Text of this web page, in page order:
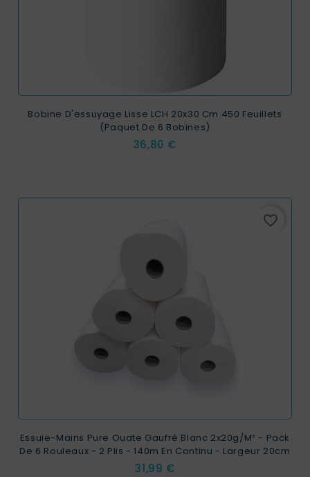
Bobine D'essuyage Lisse LCH 20x30 Cm 450 Feuillets
(paquet De 6 Bobines)
Prix
36,80 €
favorite_border
Essuie-Mains Pure Ouate Gaufré Blanc 2x20g/m² - Pack
De 6 Rouleaux - 2 Plis - 140m En Continu - Largeur 20cm
Prix
31,99 €